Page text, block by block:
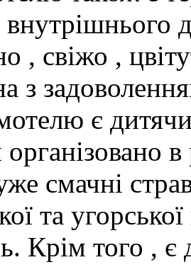
внутрішнього
, свіжо ,
з
мотелю є
смачні
та
Крім того , є